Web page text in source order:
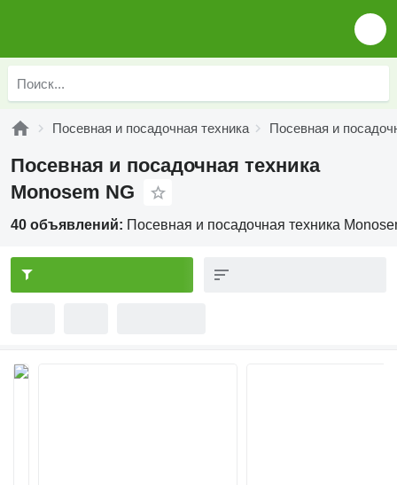
Посевная и посадочная техника Посевная и
Посевная и посадочная техника
Monosem NG
40 объявлений: Посевная и посадочная техника